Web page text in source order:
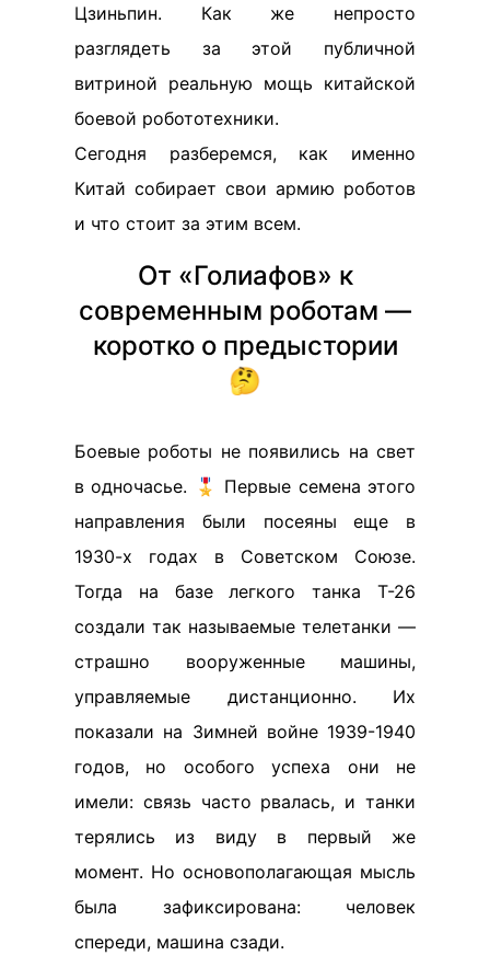
Цзиньпин. Как же непросто
разглядеть за этой публичной
витриной реальную мощь китайской
боевой робототехники.
Сегодня разберемся, как именно
Китай собирает свои армию роботов
и что стоит за этим всем.
От «Голиафов» к
современным роботам —
коротко о предыстории
🤔
Боевые роботы не появились на свет
в одночасье. 🎖️ Первые семена этого
направления были посеяны еще в
1930-х годах в Советском Союзе.
Тогда на базе легкого танка Т-26
создали так называемые телетанки —
страшно вооруженные машины,
управляемые дистанционно. Их
показали на Зимней войне 1939-1940
годов, но особого успеха они не
имели: связь часто рвалась, и танки
терялись из виду в первый же
момент. Но основополагающая мысль
была зафиксирована: человек
спереди, машина сзади.